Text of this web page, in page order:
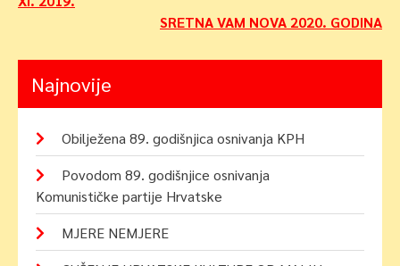
SRETNA VAM NOVA 2020. GODINA
Najnovije
Obilježena 89. godišnjica osnivanja KPH
Povodom 89. godišnjice osnivanja
Komunističke partije Hrvatske
MJERE NEMJERE